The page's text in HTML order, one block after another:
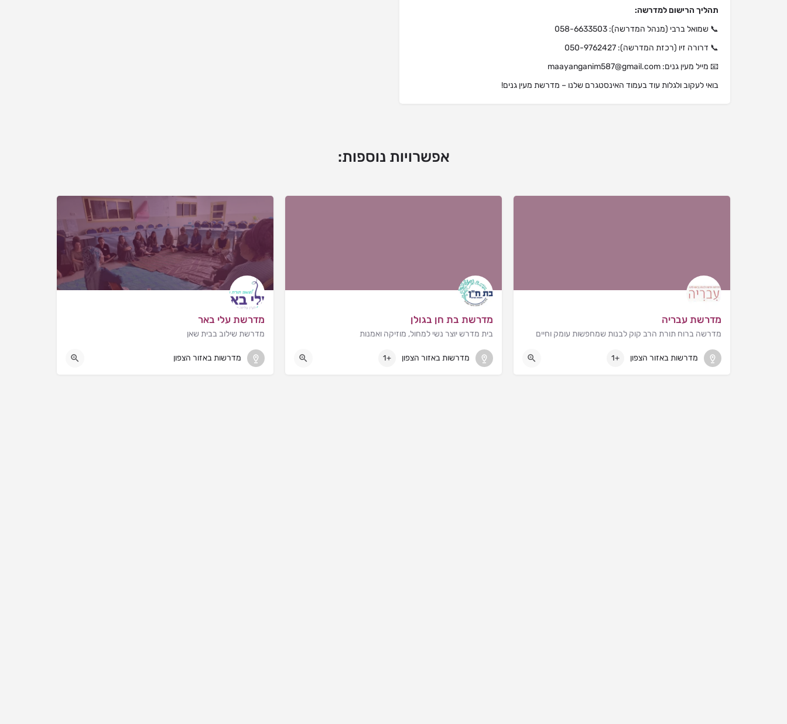
תהליך הרישום למדרשה:
📞 שמואל ברבי (מנהל המדרשה): 058-6633503
📞 דרורה זיו (רכזת המדרשה): 050-9762427
📧 מייל מעין גנים: maayanganim587@gmail.com
בואי לעקוב ולגלות עוד בעמוד האינסטגרם שלנו – מדרשת מעין גנים!
אפשרויות נוספות:
מדרשת עבריה
מדרשה ברוח תורת הרב קוק לבנות שמחפשות עומק וחיים
ראש פינה
מדרשות באזור הצפון +1
מדרשת בת חן בגולן
בית מדרש יוצר נשי למחול, מוזיקה ואמנות
קצרין
מדרשות באזור הצפון +1
מדרשת עלי באר
מדרשת שילוב בבית שאן
בית שאן
מדרשות באזור הצפון